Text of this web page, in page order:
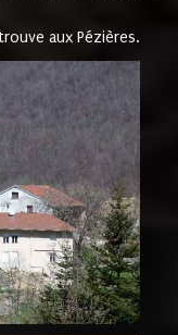
aux Pézières.